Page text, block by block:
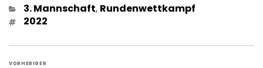
Kategorien
3. Mannschaft, Rundenwettkampf
Schlagwörter
2022
Beitragsnavigation
VORHERIGER